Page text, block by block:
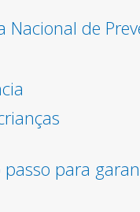
de
para